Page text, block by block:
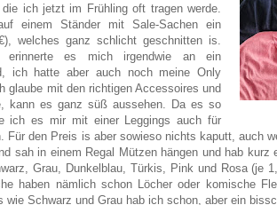
ich jetzt im Frühling oft tragen werde.
einem Ständer mit Sale-Sachen ein
welches ganz schlicht geschnitten is.
erinnerte es mich irgendwie an ein
ich hatte aber auch noch meine Only
glaube mit den richtigen Accessoires und
kann es ganz süß aussehen. Da es so
ich es mir mit einer Leggings auch für
Für den Preis is aber sowieso nichts kaputt, auch
sah in einem Regal Mützen hängen und hab
Grau, Dunkelblau, Türkis, Pink und Rosa (je
haben nämlich schon Löcher oder komische
wie Schwarz und Grau hab ich schon, aber ein